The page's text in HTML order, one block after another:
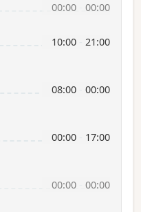
00:00 00:00
10:00 21:00
08:00 00:00
00:00 17:00
00:00 00:00